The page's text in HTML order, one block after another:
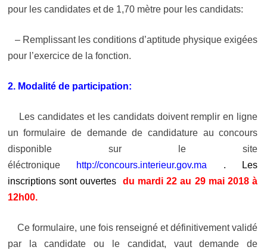
pour les candidates et de 1,70 mètre pour les candidats:
– Remplissant les conditions d’aptitude physique exigées
pour l’exercice de la fonction.
2. Modalité de participation:
Les candidates et les candidats doivent remplir en ligne
un formulaire de demande de candidature au concours
disponible sur le site
éléctronique
http://concours.interieur.gov.ma . Les
inscriptions sont ouvertes
du mardi 22 au 29 mai 2018 à
12h00.
Ce formulaire, une fois renseigné et définitivement validé
par la candidate ou le candidat, vaut demande de